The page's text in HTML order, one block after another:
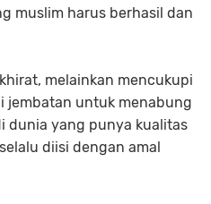
muslim harus berhasil dan
melainkan mencukupi
jembatan untuk menabung
dunia yang punya kualitas
diisi dengan amal